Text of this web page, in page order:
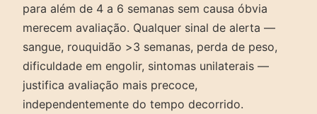
para além de 4 a 6 semanas sem causa óbvia
merecem avaliação. Qualquer sinal de alerta —
sangue, rouquidão >3 semanas, perda de peso,
dificuldade em engolir, sintomas unilaterais —
justifica avaliação mais precoce,
independentemente do tempo decorrido.